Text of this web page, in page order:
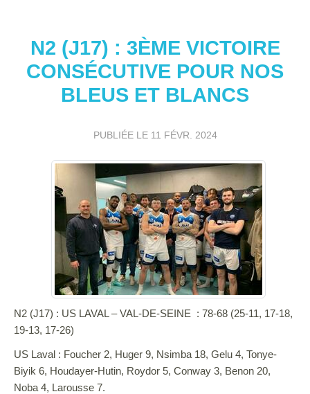
N2 (J17) : 3ÈME VICTOIRE
CONSÉCUTIVE POUR NOS
BLEUS ET BLANCS
PUBLIÉE LE 11 FÉVR. 2024
N2 (J17) : US LAVAL – VAL-DE-SEINE : 78-68 (25-11, 17-18,
19-13, 17-26)
US Laval : Foucher 2, Huger 9, Nsimba 18, Gelu 4, Tonye-
Biyik 6, Houdayer-Hutin, Roydor 5, Conway 3, Benon 20,
Noba 4, Larousse 7.